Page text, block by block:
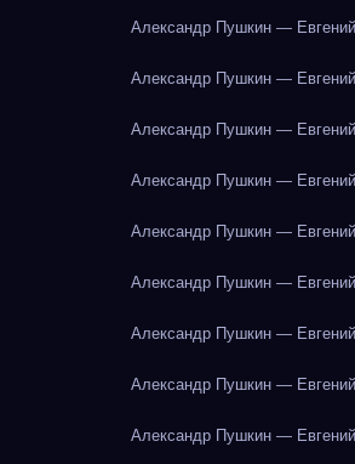
Александр Пушкин —
Александр Пушкин —
Александр Пушкин —
Александр Пушкин —
Александр Пушкин —
Александр Пушкин —
Александр Пушкин —
Александр Пушкин —
Александр Пушкин —